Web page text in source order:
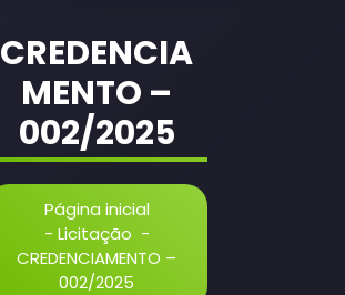
CREDENCIA
MENTO –
002/2025
Página inicial
- Licitação -
CREDENCIAMENTO –
002/2025